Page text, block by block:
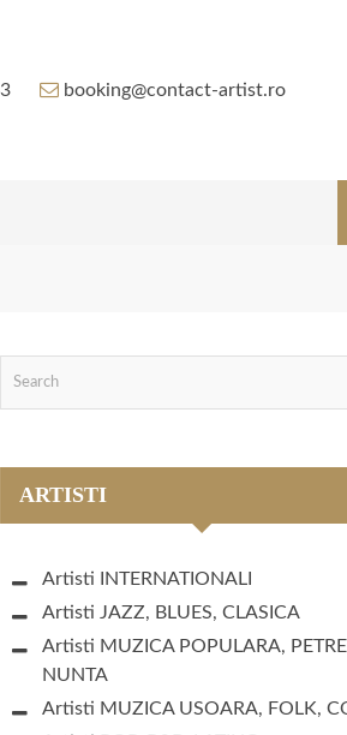
booking@contact-artist.ro
ARTISTI
Artisti INTERNATIONALI
Artisti JAZZ, BLUES, CLASICA
Artisti MUZICA POPULARA,
NUNTA
Artisti MUZICA USOARA, FOLK,